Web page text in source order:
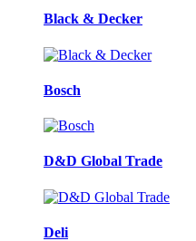
Black & Decker
Bosch
D&D Global Trade
Deli